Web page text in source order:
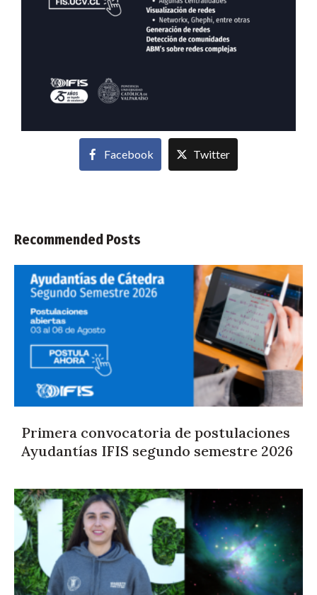
Facebook Twitter
Recommended Posts
Primera convocatoria de postulaciones
Ayudantías IFIS segundo semestre 2026